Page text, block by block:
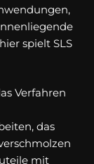
spielt SLS
Verfahren
das
mit